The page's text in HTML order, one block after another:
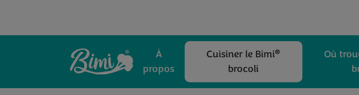
À
propos
Cuisiner le Bimi®
brocoli
Où